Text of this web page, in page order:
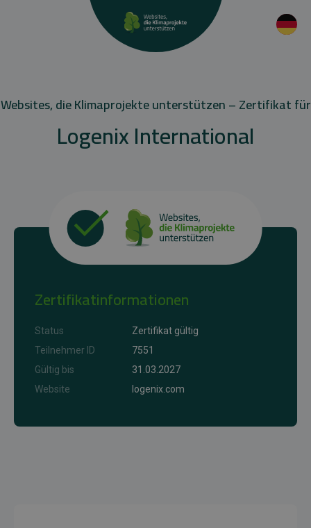
Websites, die Klimaprojekte unterstützen – Zertifikat für
Logenix International
Zertifikatinformationen
Status
Zertifikat gültig
Teilnehmer ID
7551
Gültig bis
31.03.2027
Website
logenix.com